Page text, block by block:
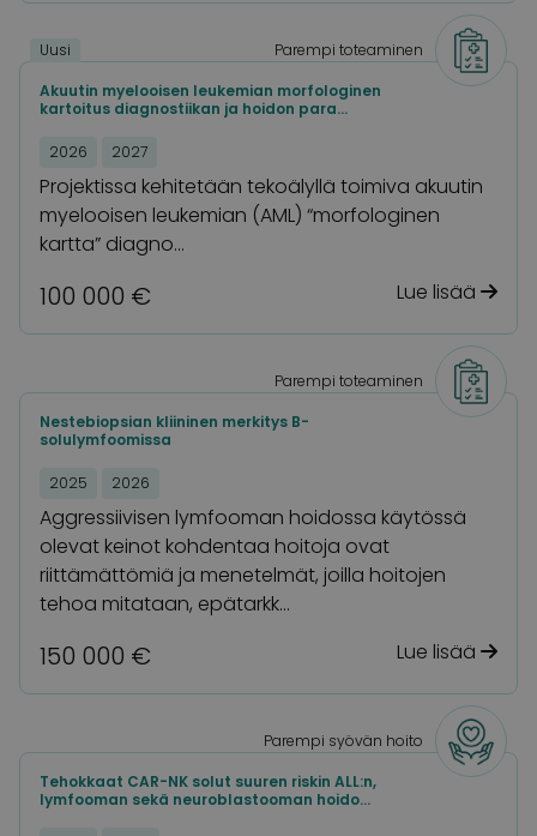
Uusi
Parempi toteaminen
Akuutin myelooisen leukemian morfologinen
kartoitus diagnostiikan ja hoidon para…
2026 2027
Projektissa kehitetään tekoälyllä toimiva akuutin
myelooisen leukemian (AML) “morfologinen
kartta” diagno…
100 000 € Lue lisää
Parempi toteaminen
Nestebiopsian kliininen merkitys B-
solulymfoomissa
2025 2026
Aggressiivisen lymfooman hoidossa käytössä
olevat keinot kohdentaa hoitoja ovat
riittämättömiä ja menetelmät, joilla hoitojen
tehoa mitataan, epätarkk…
150 000 € Lue lisää
Parempi syövän hoito
Tehokkaat CAR-NK solut suuren riskin ALL:n,
lymfooman sekä neuroblastooman hoido…